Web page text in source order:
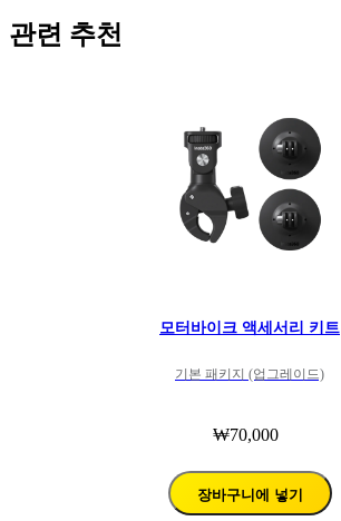
관련 추천
모터바이크 액세서리 키트
기본 패키지 (업그레이드)
₩70,000
장바구니에 넣기